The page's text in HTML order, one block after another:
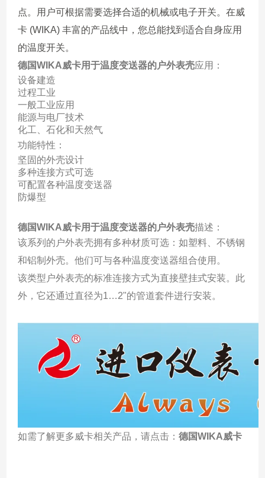
点。用户可根据需要选择合适的机械或电子开关。在威
卡 (WIKA) 丰富的产品线中，您总能找到适合自身应用
的温度开关。
德国WIKA威卡用于温度变送器的户外表壳应用：
设备建造
过程工业
一般工业应用
能源与电厂技术
化工、石化和天然气
功能特性：
坚固的外壳设计
多种连接方式可选
可配置各种温度变送器
防爆型
德国WIKA威卡用于温度变送器的户外表壳描述：
该系列的户外表壳拥有多种材质可选：如塑料、不锈钢
和铝制外壳。他们可与各种温度变送器组合使用。
该类型户外表壳的标准连接方式为直接壁挂式安装。此
外，它还通过直径为1…2"的管道套件进行安装。
如需了解更多威卡相关产品，请点击： 德国WIKA威卡